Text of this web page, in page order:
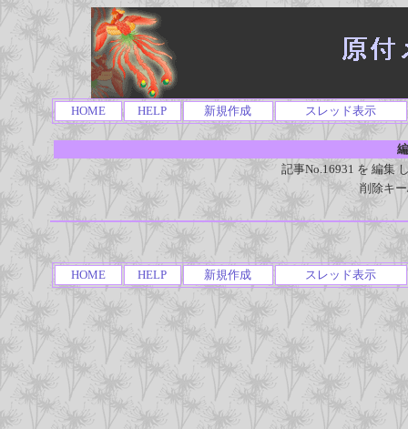
HOME HELP 新規作成 スレッド表示
記事No.16931 を 編集
削除キ
HOME HELP 新規作成 スレッド表示